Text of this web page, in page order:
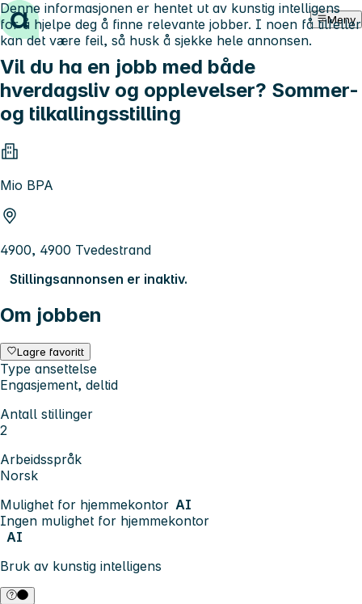
Hopp til innhold Meny
Vil du ha en jobb med både
hverdagsliv og opplevelser? Sommer-
og tilkallingsstilling
Mio BPA
4900, 4900 Tvedestrand
Stillingsannonsen er inaktiv.
Om jobben
Lagre favoritt
Type ansettelse
Engasjement, deltid
Antall stillinger
2
Arbeidsspråk
Norsk
Mulighet for hjemmekontor AI
Ingen mulighet for hjemmekontor
AI
Bruk av kunstig intelligens
Denne informasjonen er hentet ut av kunstig intelligens
for å hjelpe deg å finne relevante jobber. I noen få tilfeller
kan det være feil, så husk å sjekke hele annonsen.